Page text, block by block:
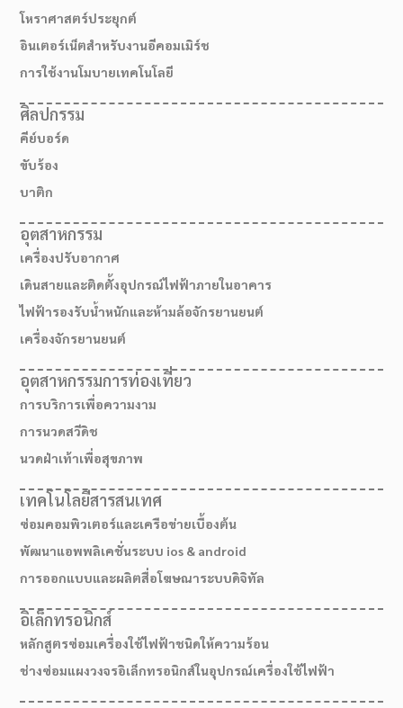
สมัครเรียน
เส้นทางมาโรงเรียน
โหราศาสตร์ประยุกต์
อินเตอร์เน็ตสำหรับงานอีคอมเมิร์ช
การใช้งานโมบายเทคโนโลยี
ศิลปกรรม
คีย์บอร์ด
ขับร้อง
บาติก
อุตสาหกรรม
เครื่องปรับอากาศ
เดินสายและติดตั้งอุปกรณ์ไฟฟ้าภายในอาคาร
ไฟฟ้ารองรับน้ำหนักและห้ามล้อจักรยานยนต์
เครื่องจักรยานยนต์
อุตสาหกรรมการท่องเที่ยว
การบริการเพื่อความงาม
การนวดสวีดิช
นวดฝ่าเท้าเพื่อสุขภาพ
เทคโนโลยีสารสนเทศ
ซ่อมคอมพิวเตอร์และเครือข่ายเบื้องต้น
พัฒนาแอพพลิเคชั่นระบบ ios & android
การออกแบบและผลิตสื่อโฆษณาระบบดิจิทัล
อิเล็กทรอนิกส์
หลักสูตรซ่อมเครื่องใช้ไฟฟ้าชนิดให้ความร้อน
ช่างซ่อมแผงวงจรอิเล็กทรอนิกส์ในอุปกรณ์เครื่องใช้ไฟฟ้า